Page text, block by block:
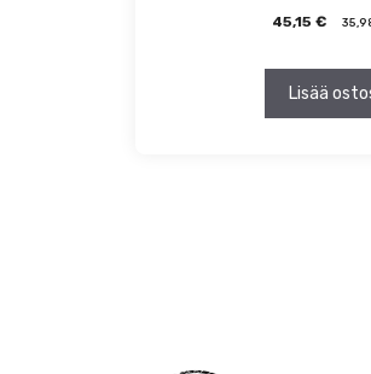
45,15 €
Lisää